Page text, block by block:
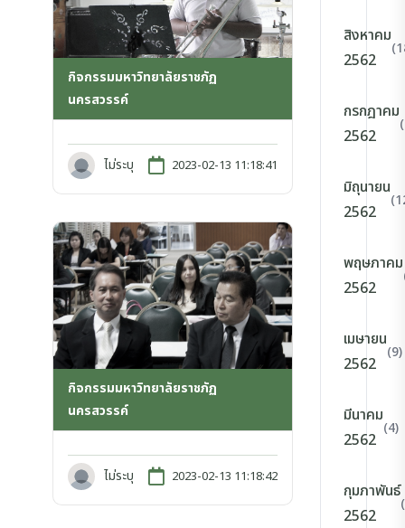
กิจกรรมมหาวิทยาลัยราชภัฏ
นครสวรรค์
ไม่ระบุ 2023-02-13 11:18:41
กิจกรรมมหาวิทยาลัยราชภัฏ
นครสวรรค์
ไม่ระบุ 2023-02-13 11:18:42
สิงหาคม
2562
กรกฎาคม
2562
มิถุนายน
2562
พฤษภาคม
2562
เมษายน
2562
(9)
มีนาคม
2562
(4)
กุมภาพันธ์
2562